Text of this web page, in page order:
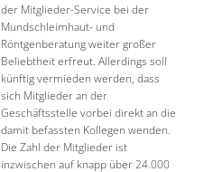
der Mitglieder-Service bei der
Mundschleimhaut- und
Röntgenberatung weiter großer
Beliebtheit erfreut. Allerdings soll
künftig vermieden werden, dass
sich Mitglieder an der
Geschäftsstelle vorbei direkt an die
damit befassten Kollegen wenden.
Die Zahl der Mitglieder ist
inzwischen auf knapp über 24.000